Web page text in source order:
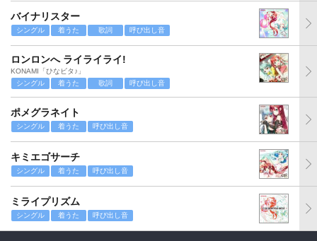
バイナリスター
シングル 着うた 歌詞 呼び出し音
ロンロンへ ライライライ!
KONAMI「ひなビタ♪」
シングル
着うた 歌詞 呼び出し音
ポメグラネイト
シングル 着うた 呼び出し音
キミエゴサーチ
シングル 着うた 呼び出し音
ミライプリズム
シングル 着うた 呼び出し音